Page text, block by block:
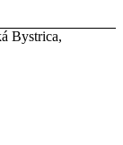
Bystrica,